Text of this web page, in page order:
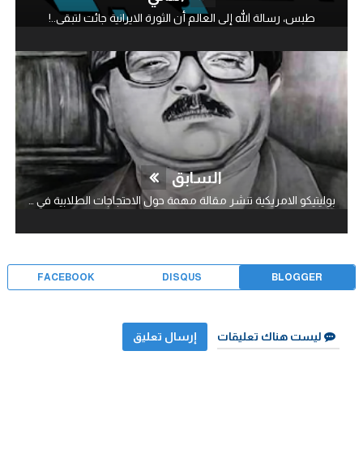
طبس، رسالة الله إلى العالم أن الثورة الايرانية جائت لتبقى..!
السابق
بوليتيكو الامريكية تنشر مقالة مهمة حول الاحتجاجات الطلابية في الولايات المتحدة
BLOGGER
DISQUS
FACEBOOK
ليست هناك تعليقات إرسال تعليق